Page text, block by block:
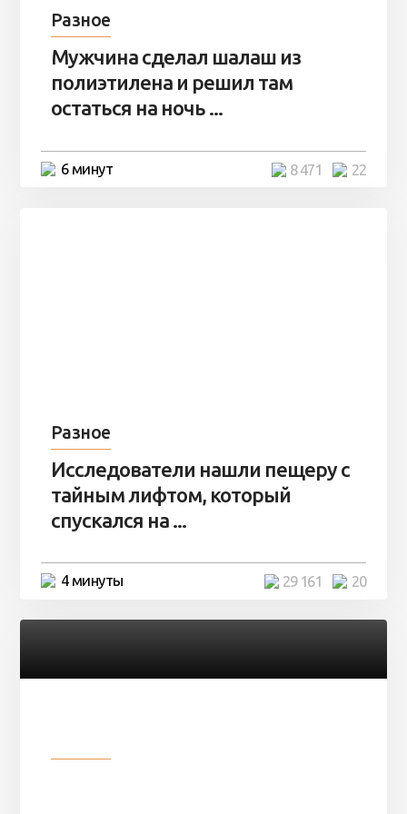
Разное
Мужчина сделал шалаш из
полиэтилена и решил там
остаться на ночь ...
6 минут 22
8 471
Разное
Исследователи нашли пещеру с
тайным лифтом, который
спускался на ...
4 минуты 20
29 161